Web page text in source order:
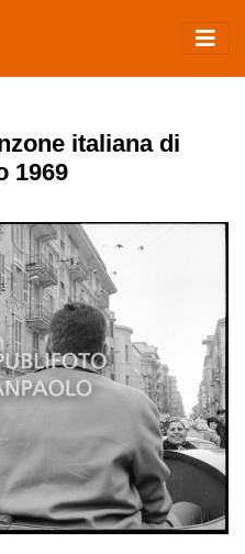
italiana di
1969